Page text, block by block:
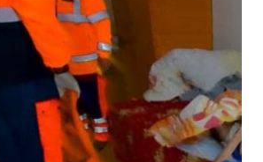
Un proiect
FREEDOM HOUSE
ROMÂNIA